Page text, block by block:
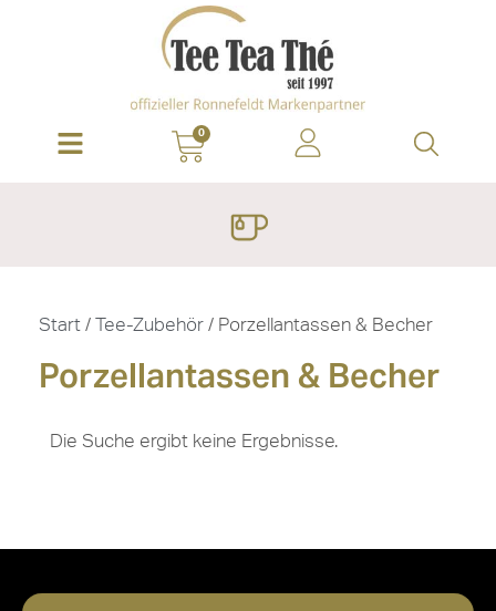
0
Start / Tee-Zubehör / Porzellantassen & Becher
Porzellantassen & Becher
Die Suche ergibt keine Ergebnisse.